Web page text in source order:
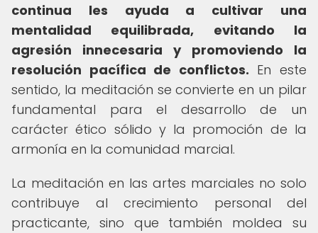
continua les ayuda a cultivar una
mentalidad equilibrada, evitando la
agresión innecesaria y promoviendo la
resolución pacífica de conflictos. En este
sentido, la meditación se convierte en un pilar
fundamental para el desarrollo de un
carácter ético sólido y la promoción de la
armonía en la comunidad marcial.
La meditación en las artes marciales no solo
contribuye al crecimiento personal del
practicante, sino que también moldea su